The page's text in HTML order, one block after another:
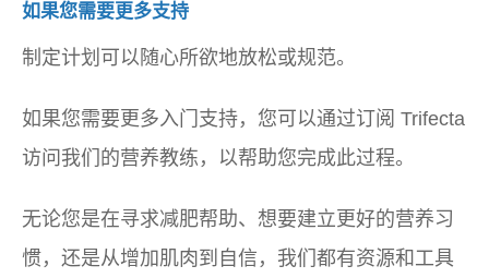
如果您需要更多支持
制定计划可以随心所欲地放松或规范。
如果您需要更多入门支持，您可以通过订阅 Trifecta
访问我们的营养教练，以帮助您完成此过程。
无论您是在寻求减肥帮助、想要建立更好的营养习
惯，还是从增加肌肉到自信，我们都有资源和工具